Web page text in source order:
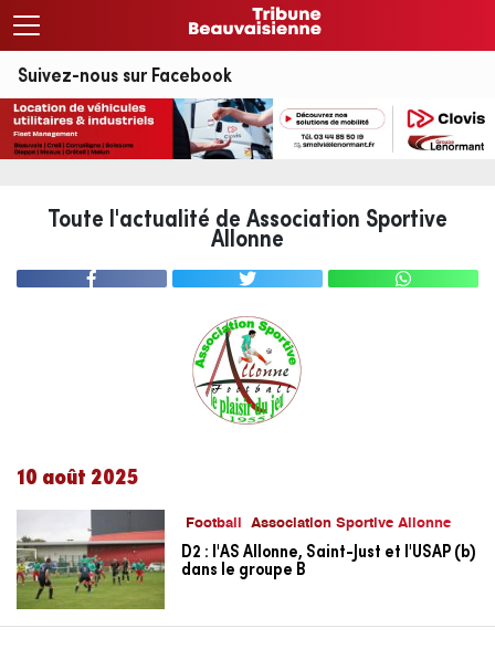
Suivez-nous sur Facebook
Toute l'actualité de Association Sportive
Allonne
10 août 2025
Football Association Sportive Allonne
D2 : l'AS Allonne, Saint-Just et l'USAP (b)
dans le groupe B